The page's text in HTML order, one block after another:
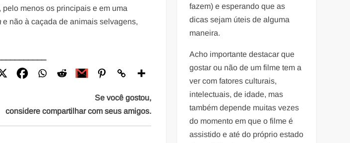
menos os principais e em uma
e não à caçada de animais selvagens,
Se você gostou,
considere compartilhar com seus amigos.
fazem) e esperando que as
dicas sejam úteis de alguma
maneira.
Acho importante destacar que
gostar ou não de um filme tem a
ver com fatores culturais,
intelectuais, de idade, mas
também depende muitas vezes
do momento em que o filme é
assistido e até do próprio estado